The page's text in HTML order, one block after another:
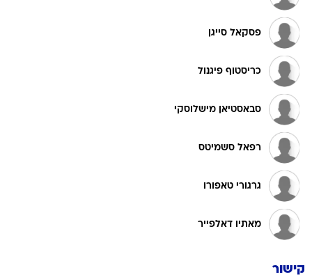
פסקאל סייגן
כריסטוף פיגנול
סבאסטיאן מישלוסקי
רפאל סשמיטס
גרגורי טאפורו
מאתיו דאלפייר
קישור